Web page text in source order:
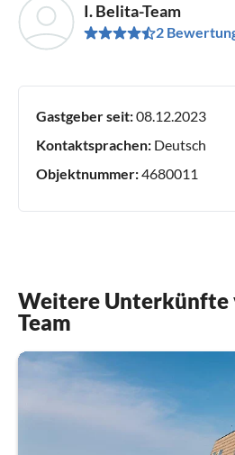
I. Belita-Team
2
Gastgeber seit:08.12.2023
Kontaktsprachen: Deutsch
Objektnummer:4680011
Weitere Unterkünfte
Team